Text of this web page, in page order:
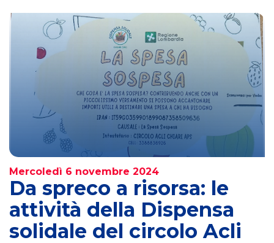
Mercoledì 6 novembre 2024
Da spreco a risorsa: le
attività della Dispensa
solidale del circolo Acli